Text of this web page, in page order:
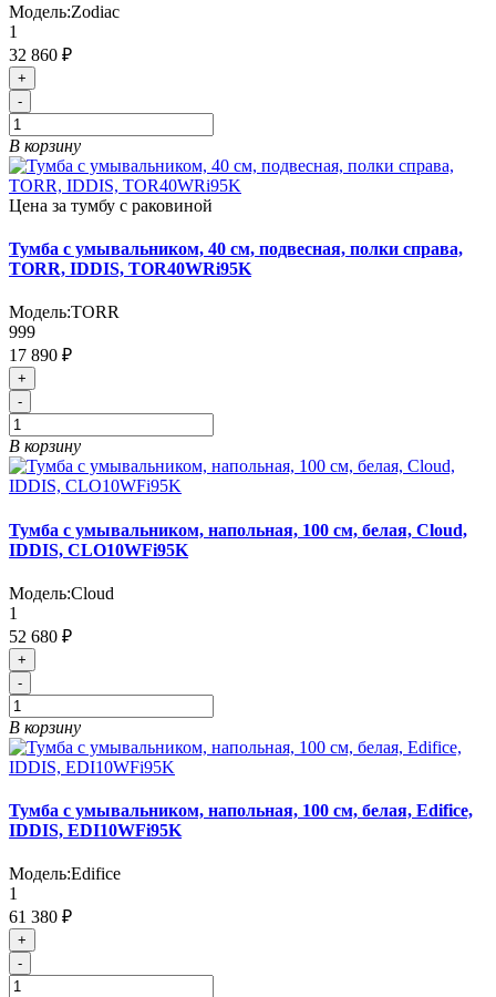
Модель:Zodiac
1
32 860 ₽
+
-
В корзину
Цена за тумбу с раковиной
Тумба с умывальником, 40 см, подвесная, полки справа,
TORR, IDDIS, TOR40WRi95K
Модель:TORR
999
17 890 ₽
+
-
В корзину
Тумба с умывальником, напольная, 100 см, белая, Cloud,
IDDIS, CLO10WFi95K
Модель:Cloud
1
52 680 ₽
+
-
В корзину
Тумба с умывальником, напольная, 100 см, белая, Edifice,
IDDIS, EDI10WFi95K
Модель:Edifice
1
61 380 ₽
+
-